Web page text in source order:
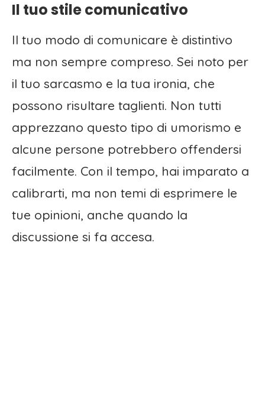
Il tuo stile comunicativo
Il tuo modo di comunicare è distintivo
ma non sempre compreso. Sei noto per
il tuo sarcasmo e la tua ironia, che
possono risultare taglienti. Non tutti
apprezzano questo tipo di umorismo e
alcune persone potrebbero offendersi
facilmente. Con il tempo, hai imparato a
calibrarti, ma non temi di esprimere le
tue opinioni, anche quando la
discussione si fa accesa.